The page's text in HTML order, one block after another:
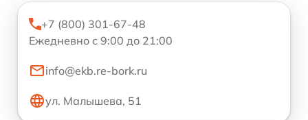
+7 (800) 301-67-48
Ежедневно с 9:00 до 21:00
info@ekb.re-bork.ru
ул. Малышева, 51